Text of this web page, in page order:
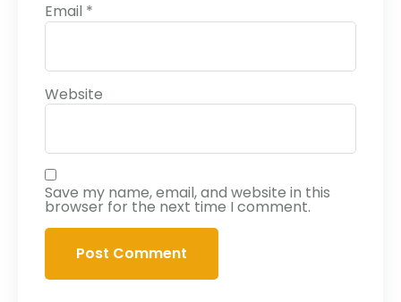
Email *
Website
Save my name, email, and website in this
browser for the next time I comment.